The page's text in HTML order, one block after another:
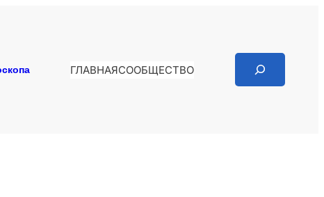
ГЛАВНАЯСООБЩЕСТВО
Search